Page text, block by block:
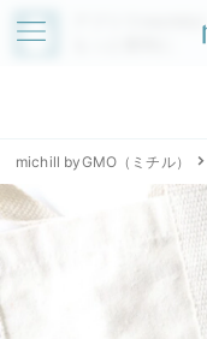
アプリでmichillが
michill byGMO（ミチル）